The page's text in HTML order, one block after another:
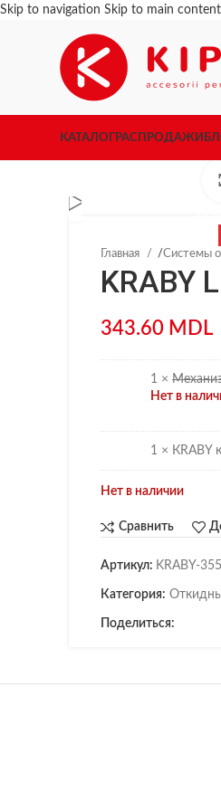
Skip to navigation Skip to main content
КАТАЛОГРАСПРОДАЖИ
Главная /Системы
KRABY
343.60 MDL
1 ×
Нет в
1 × КRABY
Нет в наличии
Сравнить
Артикул: KRABY-
Категория:
Поделиться: